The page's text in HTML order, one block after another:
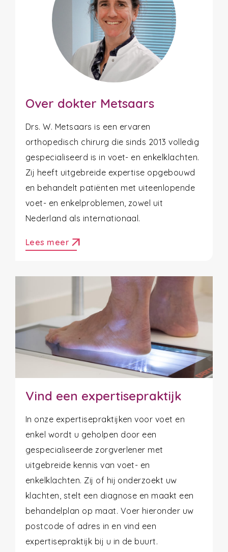
Over dokter Metsaars
Drs. W. Metsaars is een ervaren
orthopedisch chirurg die sinds 2013 volledig
gespecialiseerd is in voet- en enkelklachten.
Zij heeft uitgebreide expertise opgebouwd
en behandelt patiënten met uiteenlopende
voet- en enkelproblemen, zowel uit
Nederland als internationaal.
Lees meer arrow_outward
Vind een expertisepraktijk
In onze expertisepraktijken voor voet en
enkel wordt u geholpen door een
gespecialiseerde zorgverlener met
uitgebreide kennis van voet- en
enkelklachten. Zij of hij onderzoekt uw
klachten, stelt een diagnose en maakt een
behandelplan op maat. Voer hieronder uw
postcode of adres in en vind een
expertisepraktijk bij u in de buurt.